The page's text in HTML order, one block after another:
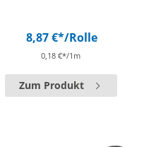
8,87 €*/Rolle
0,18 €*/1m
Zum Produkt